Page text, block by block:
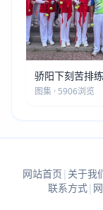
骄阳下刻苦排
五届莫斯科世界
图集 · 5906浏览
网站首页 | 关于我
联系方式|